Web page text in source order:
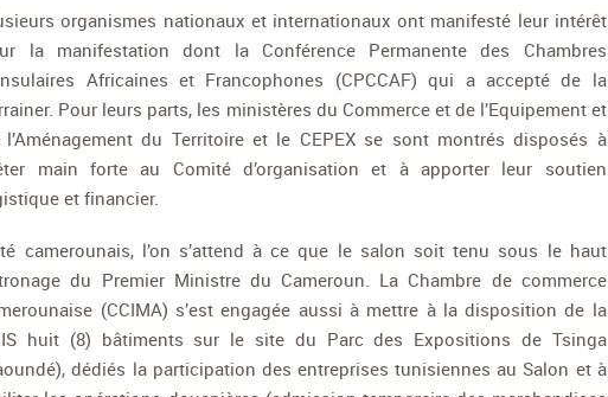
organismes nationaux et internationaux ont manifesté leur intérêt
la manifestation dont la Conférence Permanente des Chambres
Africaines et Francophones (CPCCAF) qui a accepté de la
Pour leurs parts, les ministères du Commerce et de l’Equipement et
l’Aménagement du Territoire et le CEPEX se sont montrés disposés à
main forte au Comité d’organisation et à apporter leur soutien
et financier.
camerounais, l’on s’attend à ce que le salon soit tenu sous le haut
du Premier Ministre du Cameroun. La Chambre de commerce
(CCIMA) s’est engagée aussi à mettre à la disposition de la
huit (8) bâtiments sur le site du Parc des Expositions de Tsinga
dédiés la participation des entreprises tunisiennes au Salon et à